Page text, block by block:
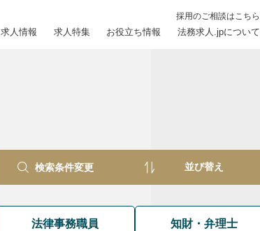
採用のご相談はこちら
求人情報 求人特集 お役立ち情報 法務求人.jpについて
検索条件変更
法律事務職員 知財・弁理士